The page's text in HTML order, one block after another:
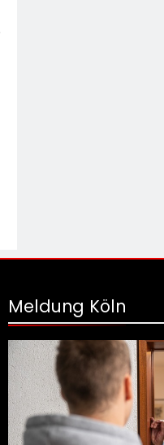
Meldung Köln